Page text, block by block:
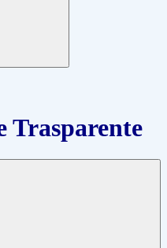
Trasparente